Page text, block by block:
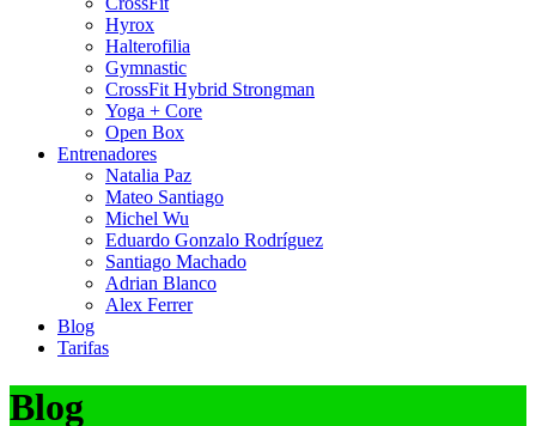
Hyrox
Halterofilia
Gymnastic
CrossFit Hybrid Strongman
Yoga + Core
Open Box
Entrenadores
Natalia Paz
Mateo Santiago
Michel Wu
Eduardo Gonzalo Rodríguez
Santiago Machado
Adrian Blanco
Alex Ferrer
Blog
Tarifas
Blog